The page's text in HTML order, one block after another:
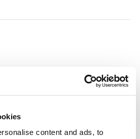
content and ads, to
benutzerfreundliches Ski-Kit, das
verwandelt.